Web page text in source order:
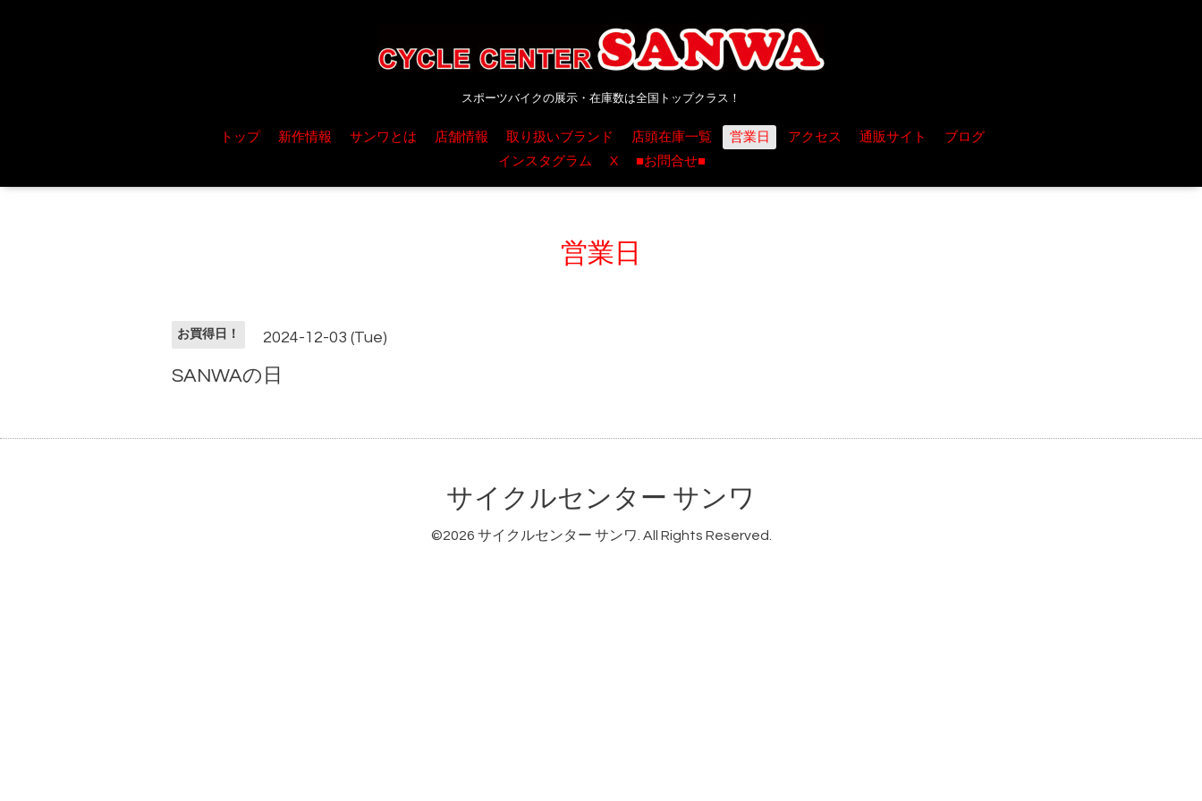
スポーツバイクの展示・在庫数は全国トップクラス！
トップ 新作情報 サンワとは 店舗情報 取り扱いブランド 店頭在庫一覧 営業日 アクセス 通販サイト
ブログ
インスタグラム
X ■お問合せ■
営業日
お買得日！ 2024-12-03 (Tue)
SANWAの日
サイクルセンター サンワ
©2026 サイクルセンター サンワ. All Rights Reserved.